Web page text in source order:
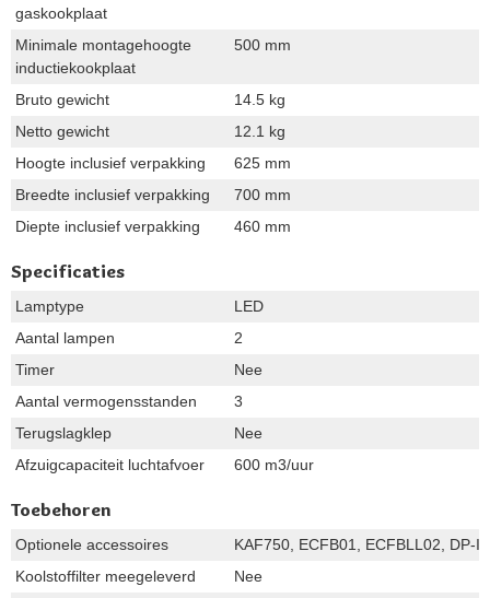
gaskookplaat
Minimale montagehoogte
inductiekookplaat
500 mm
Bruto gewicht
14.5 kg
Netto gewicht
12.1 kg
Hoogte inclusief verpakking
625 mm
Breedte inclusief verpakking
700 mm
Diepte inclusief verpakking
460 mm
Specificaties
Lamptype
LED
Aantal lampen
2
Timer
Nee
Aantal vermogensstanden
3
Terugslagklep
Nee
Afzuigcapaciteit luchtafvoer
600 m3/uur
Toebehoren
Optionele accessoires
KAF750, ECFB01, ECFBLL02, DP-
Koolstoffilter meegeleverd
Nee